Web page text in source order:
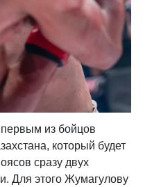
из бойцов
который будет
сразу двух
Для этого Жумагулову